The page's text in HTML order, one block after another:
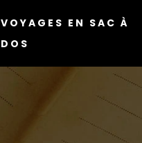
VOYAGES EN SAC À
DOS